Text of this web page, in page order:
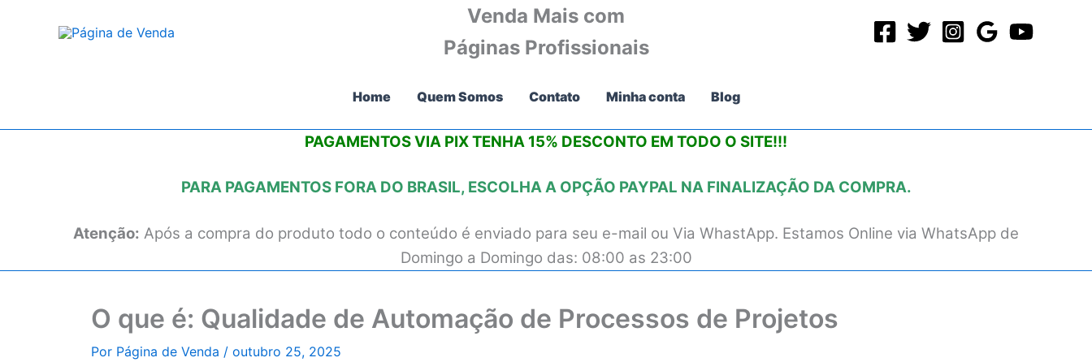
Venda Mais com
Páginas Profissionais
Home Quem Somos Contato Minha conta Blog
PAGAMENTOS VIA PIXTENHA 15% DESCONTO EM TODO O SITE!!!
PARA PAGAMENTOS FORA DO BRASIL, ESCOLHA A OPÇÃO PAYPAL NA FINALIZAÇÃO DA COMPRA.
Atenção: Após a compra do produto todo o conteúdo é enviado para seu e-mail ou Via WhastApp. Estamos Online via WhatsApp de
Domingo a Domingo das: 08:00 as 23:00
O que é: Qualidade de Automação de Processos de Projetos
Por Página de Venda / outubro 25, 2025